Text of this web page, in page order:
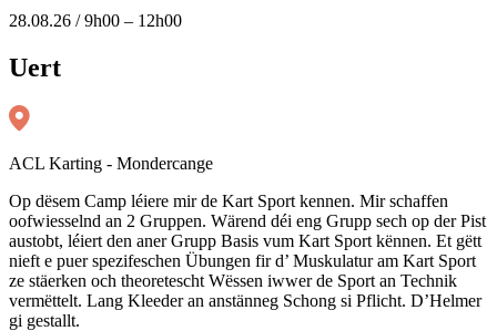
28.08.26 / 9h00 – 12h00
Uert
ACL Karting - Mondercange
Op dësem Camp léiere mir de Kart Sport kennen. Mir schaffen
oofwiesselnd an 2 Gruppen. Wärend déi eng Grupp sech op der Pist
austobt, léiert den aner Grupp Basis vum Kart Sport kënnen. Et gëtt
nieft e puer spezifeschen Übungen fir d’ Muskulatur am Kart Sport
ze stäerken och theoretescht Wëssen iwwer de Sport an Technik
vermëttelt. Lang Kleeder an anstänneg Schong si Pflicht. D’Helmer
gi gestallt.